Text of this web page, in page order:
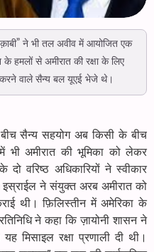
ने भी तल अवीव में आयोजित एक
हमलों से अमीरात की रक्षा के लिए
वाले सैन्य बल यूएई भेजे थे।
सैन्य सहयोग अब किसी के बीच
भी अमीरात की भूमिका को लेकर
वरिष्ठ अधिकारियों ने स्वीकार
इस्राईल ने संयुक्त अरब अमीरात को
थी। फ़िलिस्तीन में अमेरिका के
ने कहा कि ज़ायोनी शासन ने
मिसाइल रक्षा प्रणाली दी थी।